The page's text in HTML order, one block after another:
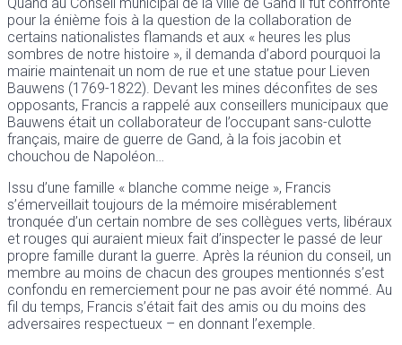
pour la énième fois à la question de la collaboration de
certains nationalistes flamands et aux « heures les plus
sombres de notre histoire », il demanda d’abord pourquoi la
mairie maintenait un nom de rue et une statue pour Lieven
Bauwens (1769-1822). Devant les mines déconfites de ses
opposants, Francis a rappelé aux conseillers municipaux que
Bauwens était un collaborateur de l’occupant sans-culotte
français, maire de guerre de Gand, à la fois jacobin et
chouchou de Napoléon…
Issu d’une famille « blanche comme neige », Francis
s’émerveillait toujours de la mémoire misérablement
tronquée d’un certain nombre de ses collègues verts, libéraux
et rouges qui auraient mieux fait d’inspecter le passé de leur
propre famille durant la guerre. Après la réunion du conseil, un
membre au moins de chacun des groupes mentionnés s’est
confondu en remerciement pour ne pas avoir été nommé. Au
fil du temps, Francis s’était fait des amis ou du moins des
adversaires respectueux – en donnant l’exemple.